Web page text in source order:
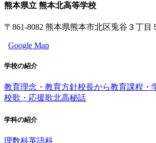
熊本県立 熊本北高等学校
〒861-8082 熊本県熊本市北区兎谷３丁目
Google Map
学校の紹介
教育理念・教育方針校長から教育課程・
校歌・応援歌北高秘話
学科の紹介
理数科英語科